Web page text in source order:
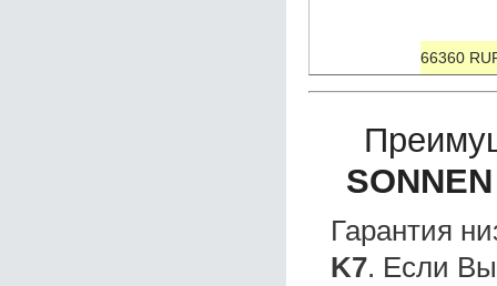
66360
Гарантия
K7. Если